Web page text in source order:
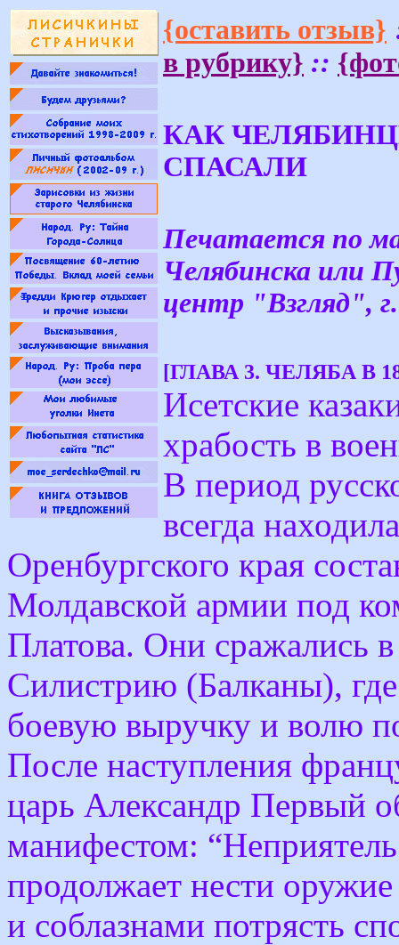
{оставить отзыв}
в рубрику} ::
КАК
СПАСАЛИ
Печатается по
Челябинска или
центр "Взгляд",
[ГЛАВА 3. ЧЕЛЯБА В
Исетские
храбость в
В период
всегда
Оренбургского края
Молдавской армии под
Платова. Они сражались
Силистрию (Балканы),
боевую выручку и волю
После наступления
царь Александр Первый
манифестом:
продолжает нести
и соблазнами потрясть